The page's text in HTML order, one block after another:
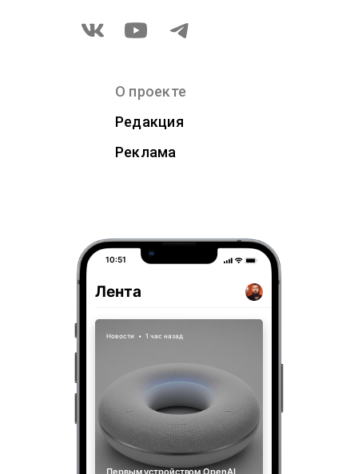
О проекте
Редакция
Реклама
10:51
Лента
Новости • 1 час назад
Первым устройством OpenAI